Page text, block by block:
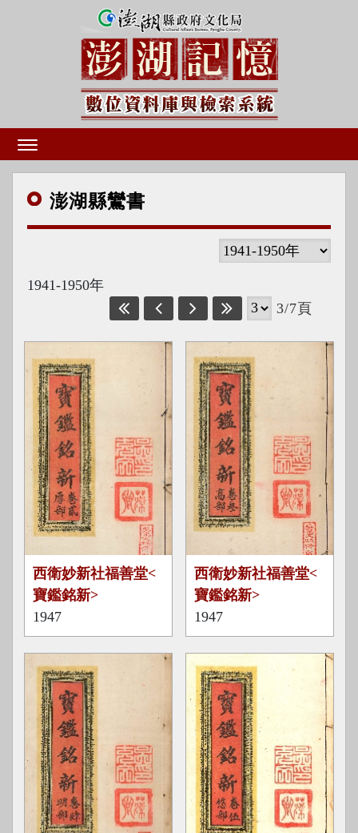
澎湖縣鸞書
1941-1950年
3/7頁
寶
鑑
銘
西衛妙新社福善堂<
寶鑑銘新>
1947
寶
鑑
銘
西衛妙新社福善堂<
寶鑑銘新>
1947